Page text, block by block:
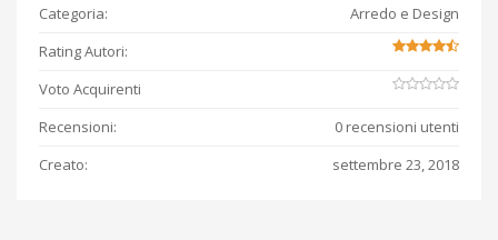
Categoria:
Arredo e Design
Rating Autori:
Voto Acquirenti
Recensioni:
0 recensioni utenti
Creato:
settembre 23, 2018